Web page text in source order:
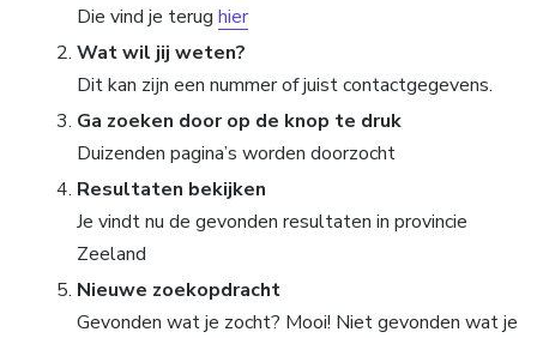
Die vind je terug hier
Wat wil jij weten?
Dit kan zijn een nummer of juist contactgegevens.
Ga zoeken door op de knop te druk
Duizenden pagina’s worden doorzocht
Resultaten bekijken
Je vindt nu de gevonden resultaten in provincie
Zeeland
Nieuwe zoekopdracht
Gevonden wat je zocht? Mooi! Niet gevonden wat je